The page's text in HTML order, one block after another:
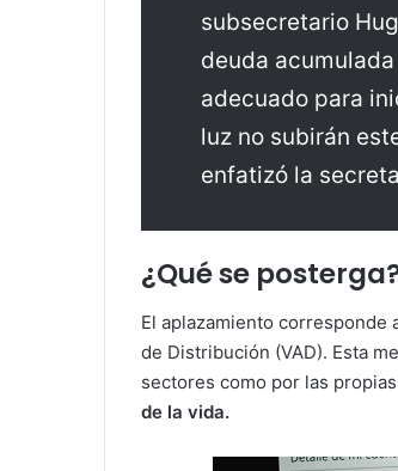
subsecretario
deuda
adecuado para
luz no subirán
enfatizó la
¿Qué se
El aplazamiento corresponde
de Distribución (VAD). Esta
sectores como por las
de la vida.